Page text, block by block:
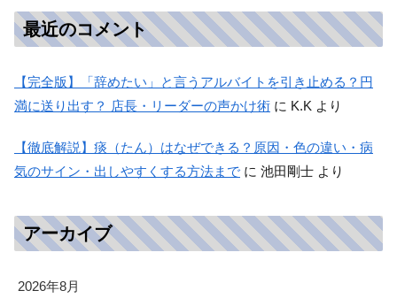
最近のコメント
【完全版】「辞めたい」と言うアルバイトを引き止める？円
満に送り出す？ 店長・リーダーの声かけ術 に K.K より
【徹底解説】痰（たん）はなぜできる？原因・色の違い・病
気のサイン・出しやすくする方法まで に 池田剛士 より
アーカイブ
2026年8月